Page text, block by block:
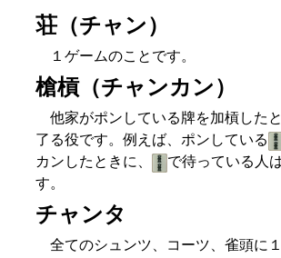
荘（チャン）
１ゲームのことです。
槍槓（チャンカン）
他家がポンしている牌を加槓した
了る役です。例えば、ポンしている
カンしたときに、
で待っている人
す。
チャンタ
全てのシュンツ、コーツ、雀頭に